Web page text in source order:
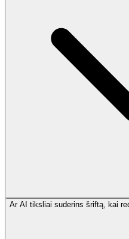
Ar AI tiksliai suderins šriftą, kai